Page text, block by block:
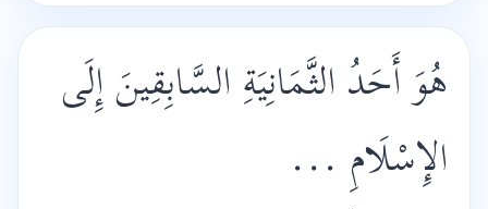
هُوَ أَحَدُ الثَّمَانِيَةِ السَّابِقِينَ إِلَى
الإِسْلَامِ ...